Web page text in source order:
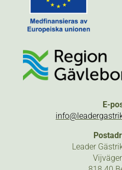
E-
Leader